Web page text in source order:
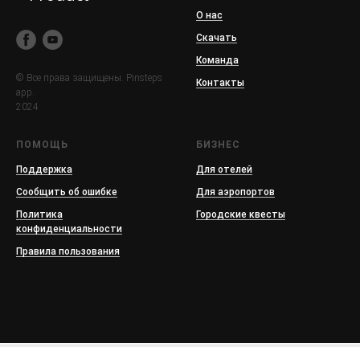
© Все права защищены. Pinsteps
app.
2024
О нас
Скачать
Команда
Контакты
ПОМОЩЬ
Поддержка
Сообщить об ошибке
Политика
конфиденциальности
Правила пользования
БИЗНЕС
Для отелей
Для аэропортов
Городские квесты